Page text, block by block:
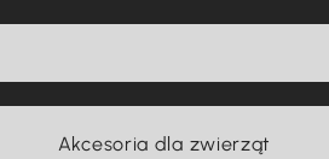
Akcesoria dla zwierząt